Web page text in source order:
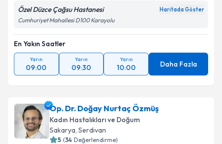
Takvim Talebini Gönder
Özel Düzce Çağsu Hastanesi Haritada Göster
Cumhuriyet Mahallesi D100 Karayolu
En Yakın Saatler
Yarın
09:00
Yarın
09:30
Yarın
10:00 Daha Fazla
Op. Dr. Doğay Nurtaç Özmüş
Kadın Hastalıkları ve Doğum
Sakarya, Serdivan
5 (34 Değerlendirme)